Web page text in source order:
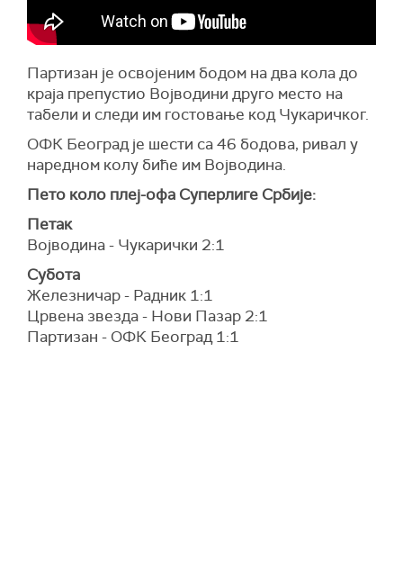
Партизан је освојеним бодом на два кола до
краја препустио Војводини друго место на
табели и следи им гостовање код Чукаричког.
ОФК Београд је шести са 46 бодова, ривал у
наредном колу биће им Војводина.
Пето коло плеј-офа Суперлиге Србије:
Петак
Војводина - Чукарички 2:1
Субота
Железничар - Радник 1:1
Црвена звезда - Нови Пазар 2:1
Партизан - ОФК Београд 1:1